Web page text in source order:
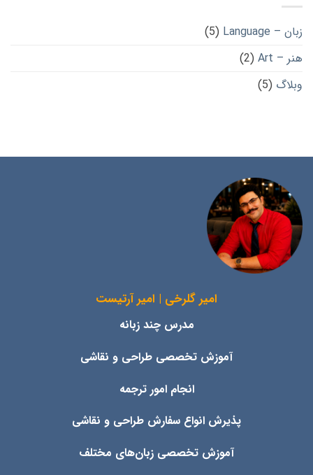
زبان – Language
(5)
هنر – Art
(2)
وبلاگ (5)
امیر گلرخی | امیر آرتیست
مدرس چند زبانه
آموزش تخصصی طراحی و نقاشی
انجام امور ترجمه
پذیرش انواع سفارش طراحی و نقاشی
آموزش تخصصی زبان‌های مختلف